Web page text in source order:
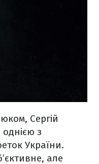
Сергій
з
України.
але